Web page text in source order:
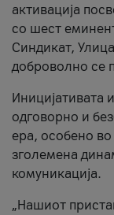
активација
со шест
Синдикат,
доброволно се
Иницијативата
одговорно и
ера, особено во
зголемена
комуникација.
„Нашиот